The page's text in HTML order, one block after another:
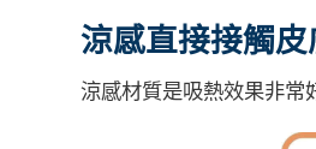
涼感直接接觸
涼感材質是吸熱效果非常